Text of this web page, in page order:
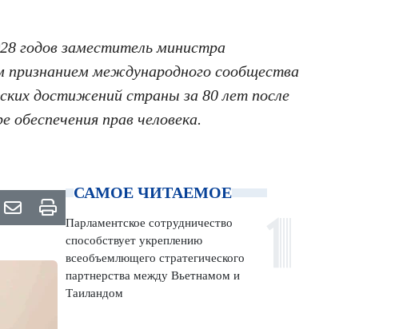
годов заместитель министра
международного сообщества
достижений страны за 80 лет после
прав человека.
САМОЕ ЧИТАЕМОЕ
Парламентское сотрудничество
способствует укреплению
всеобъемлющего стратегического
партнерства между Вьетнамом и
Таиландом